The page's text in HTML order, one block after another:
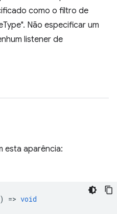
como o filtro de
Não especificar um
listener de
esta aparência:
=> void